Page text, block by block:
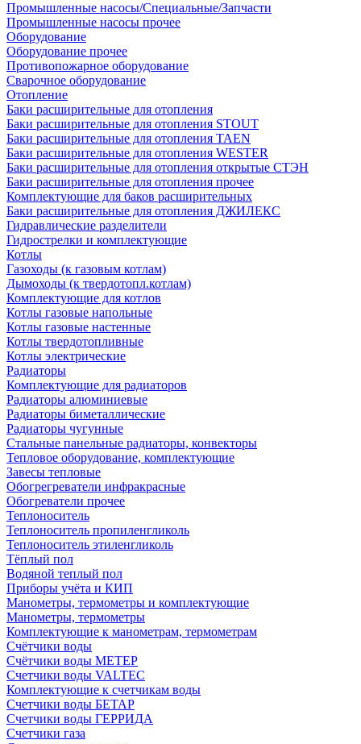
Промышленные насосы/Специальные/Запчасти
Промышленные насосы прочее
Оборудование
Оборудование прочее
Противопожарное оборудование
Сварочное оборудование
Отопление
Баки расширительные для отопления
Баки расширительные для отопления STOUT
Баки расширительные для отопления TAEN
Баки расширительные для отопления WESTER
Баки расширительные для отопления открытые СТЭН
Баки расширительные для отопления прочее
Комплектующие для баков расширительных
Баки расширительные для отопления ДЖИЛЕКС
Гидравлические разделители
Гидрострелки и комплектующие
Котлы
Газоходы (к газовым котлам)
Дымоходы (к твердотопл.котлам)
Комплектующие для котлов
Котлы газовые напольные
Котлы газовые настенные
Котлы твердотопливные
Котлы электрические
Радиаторы
Комплектующие для радиаторов
Радиаторы алюминиевые
Радиаторы биметаллические
Радиаторы чугунные
Стальные панельные радиаторы, конвекторы
Тепловое оборудование, комплектующие
Завесы тепловые
Обогрегреватели инфракрасные
Обогреватели прочее
Теплоноситель
Теплоноситель пропиленгликоль
Теплоноситель этиленгликоль
Тёплый пол
Водяной теплый пол
Приборы учёта и КИП
Манометры, термометры и комплектующие
Манометры, термометры
Комплектующие к манометрам, термометрам
Счётчики воды
Счётчики воды МЕТЕР
Счетчики воды VALTEC
Комплектующие к счетчикам воды
Счетчики воды БЕТАР
Счетчики воды ГЕРРИДА
Счетчики газа